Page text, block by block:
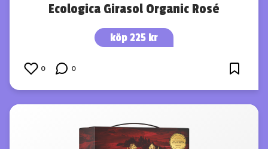
Ecologica Girasol Organic Rosé
köp 225 kr
0 0